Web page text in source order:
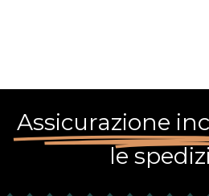
Assicurazione
le